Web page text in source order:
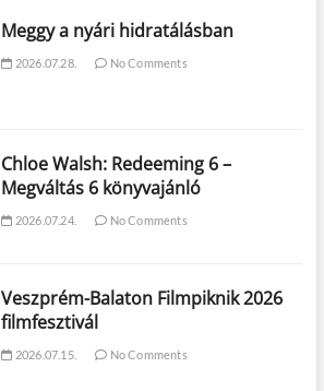
Meggy a nyári hidratálásban
2026.07.28. No Comments
Chloe Walsh: Redeeming 6 –
Megváltás 6 könyvajánló
2026.07.24. No Comments
Veszprém-Balaton Filmpiknik 2026
filmfesztivál
2026.07.15. No Comments